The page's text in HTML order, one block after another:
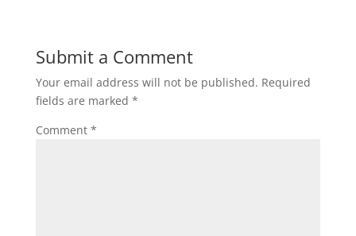
Submit a Comment
Your email address will not be published. Required
fields are marked *
Comment *